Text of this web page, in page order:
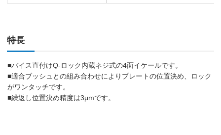
特長
■バイス直付けQ-ロック内蔵ネジ式の4面イケールです。
■適合ブッシュとの組み合わせによりプレートの位置決め、ロック
がワンタッチです。
■繰返し位置決め精度は3μmです。